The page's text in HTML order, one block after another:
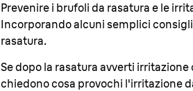
Prevenire i brufoli da rasatura e le
Incorporando alcuni semplici
rasatura.
Se dopo la rasatura avverti
chiedono cosa provochi l'irritazione